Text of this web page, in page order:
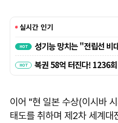
이어 "현 일본 수상(이시바
태도를 취하며 제2차 세계대